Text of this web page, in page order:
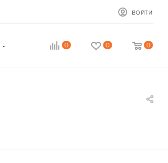
ВОЙТИ
0 0 0